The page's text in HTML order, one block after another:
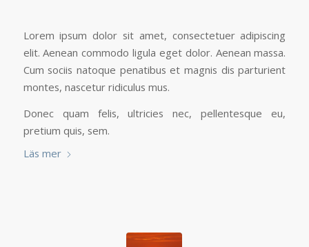
Lorem ipsum dolor sit amet, consectetuer adipiscing
elit. Aenean commodo ligula eget dolor. Aenean massa.
Cum sociis natoque penatibus et magnis dis parturient
montes, nascetur ridiculus mus.
Donec quam felis, ultricies nec, pellentesque eu,
pretium quis, sem.
Läs mer